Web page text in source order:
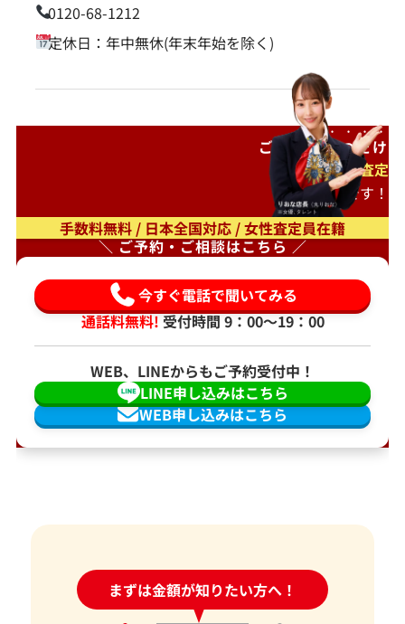
0120-68-1212
定休日：年中無休(年末年始を除く)
ご自宅で待つだけ
出張査定
もオススメです！
手数料無料 / 日本全国対応 / 女性査定員在籍
＼ ご予約・ご相談はこちら ／
今すぐ電話で聞いてみる
通話料無料!受付時間 9：00〜19：00
WEB、LINEからもご予約受付中！
WEB申し込みはこちら
LINE申し込みはこちら
まずは金額が知りたい方へ！
24時間受付中!問い合わせフォーム